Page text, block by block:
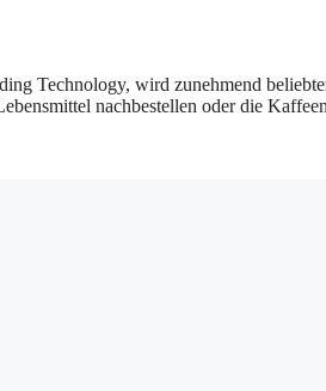
Technology, wird zunehmend
nachbestellen oder die